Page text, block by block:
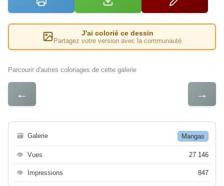
J'ai colorié ce dessin
Partagez votre version avec la communauté
Parcourir d'autres coloriages de cette galerie
← →
🗃 Galerie Mangas
👁 Vues 27 146
👁 Impressions 847